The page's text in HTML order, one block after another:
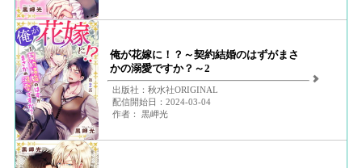
俺が花嫁に！？～契約結婚のはずがまさ
かの溺愛ですか？～2
出版社：秋水社ORIGINAL
配信開始日：2024-03-04
作者： 黒岬光